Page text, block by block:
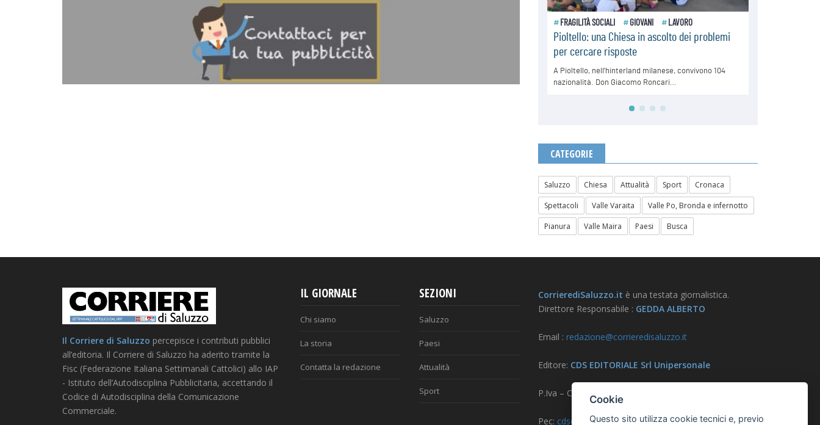
CATEGORIE
Saluzzo Chiesa Attualità Sport
Cronaca
Spettacoli
Valle Varaita
Valle Po, Bronda e infernotto
Pianura
Valle Maira Paesi Busca
Il Corriere di Saluzzo percepisce i contributi pubblici
all’editoria. Il Corriere di Saluzzo ha aderito tramite la
Fisc (Federazione Italiana Settimanali Cattolici) allo IAP
- Istituto dell’Autodisciplina Pubblicitaria, accettando il
Codice di Autodisciplina della Comunicazione
Commerciale.
IL GIORNALE
Chi siamo
La storia
Contatta la redazione
SEZIONI
Saluzzo
Paesi
Attualità
Sport
CorrierediSaluzzo.it è una testata giornalistica.
Direttore Responsabile : GEDDA ALBERTO
Email : redazione@corrieredisaluzzo.it
Editore: CDS EDITORIALE Srl Unipersonale
P.Iva – CF – Reg. Imprese CN 03733570042
Pec: cdseditoriale@pec.it
Cookie
Questo sito utilizza cookie tecnici e, previo